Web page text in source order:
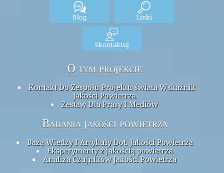
Blog Linki
Skontaktuj
O tym projekcie
Kontakt Do Zespołu Projektu świata Wskaźnik
Jakości Powietrza
Zestaw Dla Prasy I Mediów
Badania jakości powietrza
Baza Wiedzy I Artykuły Dot. Jakości Powietrza
Eksperymenty z jakością powietrza
Analiza Czujników Jakości Powietrza